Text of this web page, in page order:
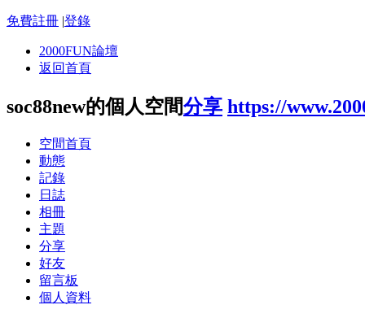
免費註冊 |登錄
2000FUN論壇
返回首頁
soc88new的個人空間分享 https://
空間首頁
動態
記錄
日誌
相冊
主題
分享
好友
留言板
個人資料